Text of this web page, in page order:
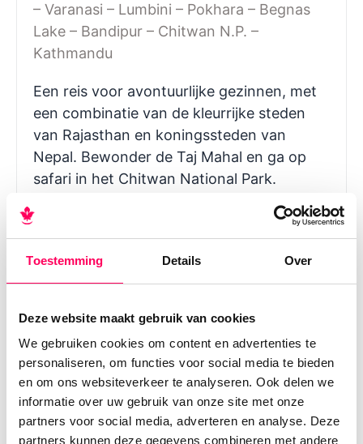
Toestemming Details Over
Deze website maakt gebruik van cookies
We gebruiken cookies om content en advertenties te
personaliseren, om functies voor social media te bieden
en om ons websiteverkeer te analyseren. Ook delen we
informatie over uw gebruik van onze site met onze
partners voor social media, adverteren en analyse. Deze
partners kunnen deze gegevens combineren met andere
– Varanasi – Lumbini – Pokhara – Begnas
Lake – Bandipur – Chitwan N.P. –
Kathmandu
Een reis voor avontuurlijke gezinnen, met
een combinatie van de kleurrijke steden
van Rajasthan en koningssteden van
Nepal. Bewonder de Taj Mahal en ga op
safari in het Chitwan National Park.
klanten
Deze unieke reizen maakten onze klanten
eerder met Namasté Reizen.